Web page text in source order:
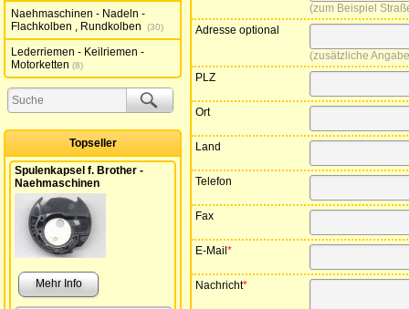
Naehmaschinen - Nadeln -
Flachkolben , Rundkolben
30
Lederriemen - Keilriemen -
Motorketten
8
Topseller
Spulenkapsel f. Brother -
Naehmaschinen
Mehr Info
zum Beispiel
Adresse optional
zusätzliche
PLZ
Ort
Land
Telefon
Fax
E-Mail *
Nachricht*